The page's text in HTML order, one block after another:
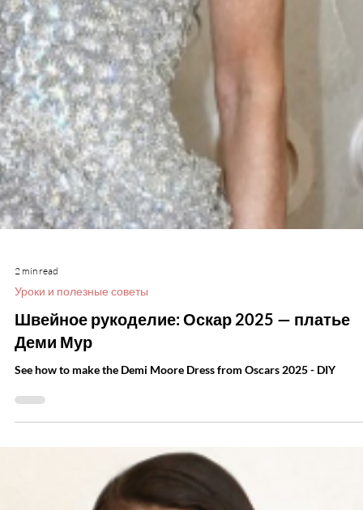
Уроки и полезные советы
See how to make the Demi Moore Dress from Oscars 2025 - DIY